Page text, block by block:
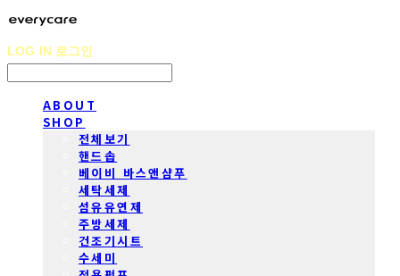
LOG IN 로그인
ABOUT
SHOP
전체보기
핸드솝
베이비 바스앤샴푸
세탁세제
섬유유연제
주방세제
건조기시트
수세미